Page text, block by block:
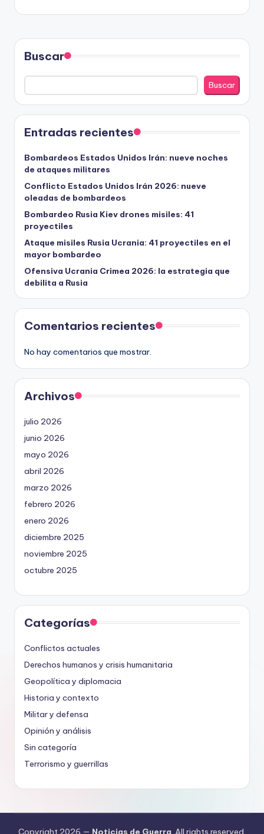
Buscar
Buscar
Entradas recientes
Bombardeos Estados Unidos Irán: nueve noches
de ataques militares
Conflicto Estados Unidos Irán 2026: nueve
oleadas de bombardeos
Bombardeo Rusia Kiev drones misiles: 41
proyectiles
Ataque misiles Rusia Ucrania: 41 proyectiles en el
mayor bombardeo
Ofensiva Ucrania Crimea 2026: la estrategia que
debilita a Rusia
Comentarios recientes
No hay comentarios que mostrar.
Archivos
julio 2026
junio 2026
mayo 2026
abril 2026
marzo 2026
febrero 2026
enero 2026
diciembre 2025
noviembre 2025
octubre 2025
Categorías
Conflictos actuales
Derechos humanos y crisis humanitaria
Geopolítica y diplomacia
Historia y contexto
Militar y defensa
Opinión y análisis
Sin categoría
Terrorismo y guerrillas